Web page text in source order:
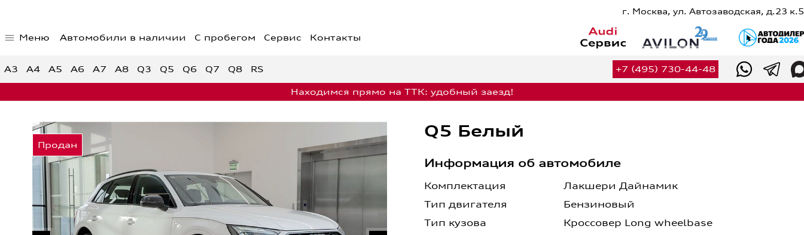
г. Москва, ул. Автозаводская, д.23 к.5
Меню Автомобили в наличии С пробегом Сервис Контакты
Главная страница
Audi с пробегом
Предложения недели
Спецпредложения на
Страхование
Обмен
Сервис
Оригинальные запчасти
Оригинальные аксессуары
Калькулятор сервисных услуг
Обратная связь Запись на сервис
A3 A4 A5 A6 A7 A8 Q3 Q5 Q6 Q7 Q8 RS +7 (495) 730-44-48
Находимся прямо на ТТК: удобный заезд!
Q5 Белый
Информация об автомобиле
Комплектация
Лакшери Дайнамик
Тип двигателя
Бензиновый
Тип кузова
Кроссовер Long wheelbase